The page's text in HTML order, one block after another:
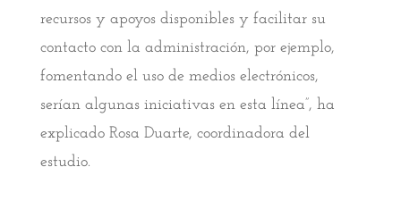
recursos y apoyos disponibles y facilitar su
contacto con la administración, por ejemplo,
fomentando el uso de medios electrónicos,
serían algunas iniciativas en esta línea”, ha
explicado Rosa Duarte, coordinadora del
estudio.